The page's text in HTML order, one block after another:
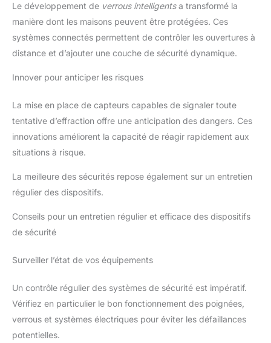
Le développement de verrous intelligentsa transformé la
manière dont les maisons peuvent être protégées. Ces
systèmes connectés permettent de contrôler les ouvertures à
distance et d’ajouter une couche de sécurité dynamique.
Innover pour anticiper les risques
La mise en place de capteurs capables de signaler toute
tentative d’effraction offre une anticipation des dangers. Ces
innovations améliorent la capacité de réagir rapidement aux
situations à risque.
La meilleure des sécurités repose également sur un entretien
régulier des dispositifs.
Conseils pour un entretien régulier et efficace des dispositifs
de sécurité
Surveiller l’état de vos équipements
Un contrôle régulier des systèmes de sécurité est impératif.
Vérifiez en particulier le bon fonctionnement des poignées,
verrous et systèmes électriques pour éviter les défaillances
potentielles.